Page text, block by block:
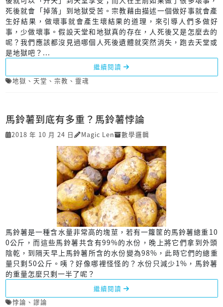
死後就會「掉落」到地獄受苦。宗教藉由描述一個做好事就會產
生好結果，做壞事就會產生壞結果的道理，來引導人們多做好
事，少做壞事。假設天堂和地獄真的存在，人死後又是怎麼去的
呢？我們應該都沒見過哪個人死後遺體就突然消失，跑去天堂或
是地獄吧？...
繼續閱讀
地獄 、 天堂 、 宗教 、 靈魂
馬鈴薯到底有多重？馬鈴薯悖論
2018 年 10 月 24 日 Magic Len 數學邏輯
馬鈴薯是一種含水量非常高的塊莖，若有一籮筐的馬鈴薯總重10
0公斤，而這些馬鈴薯共含有99%的水份，晚上將它們拿到外頭
陰乾，到隔天早上馬鈴薯所含的水份變為98%，此時它們的總重
量只剩50公斤。咦？好像哪裡怪怪的？水份只減少1%，馬鈴薯
的重量怎麼只剩一半了呢？
繼續閱讀
悖論 、 謬論